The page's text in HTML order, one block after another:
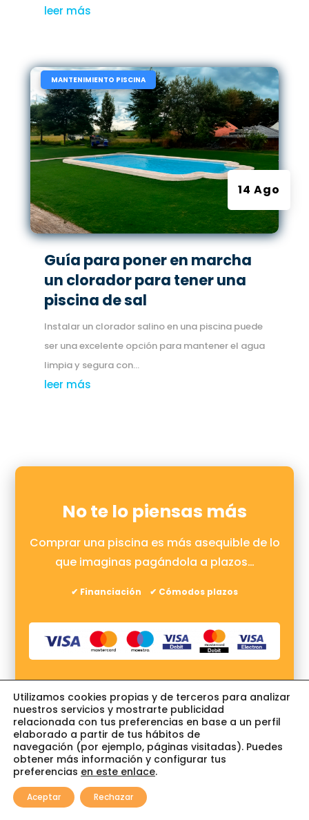
leer más
Guía para poner en marcha
un clorador para tener una
piscina de sal
14 Ago
| MANTENIMIENTO PISCINA
Instalar un clorador salino en una piscina puede
ser una excelente opción para mantener el agua
limpia y segura con...
leer más
No te lo piensas más
Comprar una piscina es más asequible de lo
que imaginas pagándola a plazos…
✔ Financiación ✔ Cómodos plazos
Encuentra lo que buscas….
BÚSQUEDA
DE
PRODUCTOS
Utilizamos cookies propias y de terceros para analizar
nuestros servicios y mostrarte publicidad
relacionada con tus preferencias en base a un perfil
elaborado a partir de tus hábitos de
navegación (por ejemplo, páginas visitadas). Puedes
obtener más información y configurar tus
preferencias en este enlace.
Aceptar Rechazar